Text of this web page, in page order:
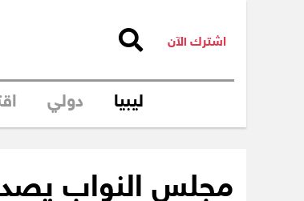
اشترك الآن
ليبيا دولي
مجلس النواب